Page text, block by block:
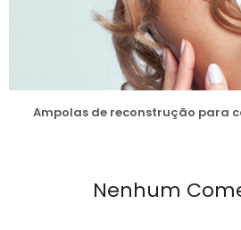
Ampolas de reconstrução para
Nenhum